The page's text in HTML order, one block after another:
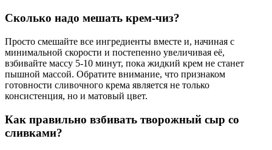
Сколько надо мешать крем-чиз?
Просто смешайте все ингредиенты вместе и, начиная с
минимальной скорости и постепенно увеличивая её,
взбивайте массу 5-10 минут, пока жидкий крем не станет
пышной массой. Обратите внимание, что признаком
готовности сливочного крема является не только
консистенция, но и матовый цвет.
Как правильно взбивать творожный сыр со
сливками?